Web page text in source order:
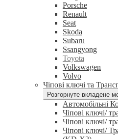
Porsche
Renault
Seat
Skoda
Subaru
Ssangyong
Toyota
Volkswagen
Volvo
Чіпові ключі та
Розгорнуте вкладене
Автомобільні
Чіпові ключі/
Чіпові ключі/
Чіпові ключі/